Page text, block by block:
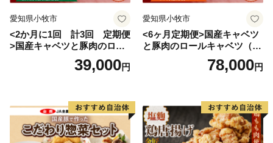
愛知県小牧市
<2か月に1回 計3回 定期便
>国産キャベツと豚肉のロー
ルキャベツ（4P入り）
39,000円
愛知県小牧市
<6ヶ月定期便>国産キャベツ
と豚肉のロールキャベツ（4P
78,000円